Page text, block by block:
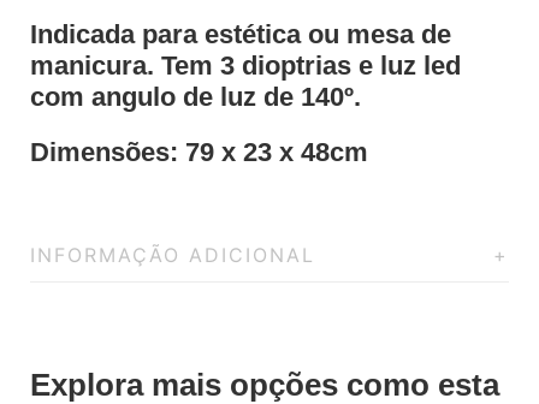
Indicada para estética ou mesa de
manicura. Tem 3 dioptrias e luz led
com angulo de luz de 140º.
Dimensões: 79 x 23 x 48cm
INFORMAÇÃO ADICIONAL
Explora mais opções como esta